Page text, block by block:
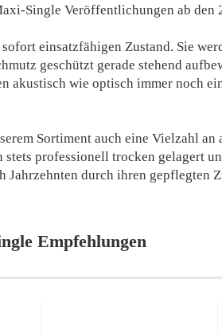
Single Veröffentlichungen ab den
einsatzfähigen Zustand. Sie
geschützt gerade stehend
akustisch wie optisch immer noch
Sortiment auch eine Vielzahl an
professionell trocken gelagert
durch ihren gepflegten
Empfehlungen